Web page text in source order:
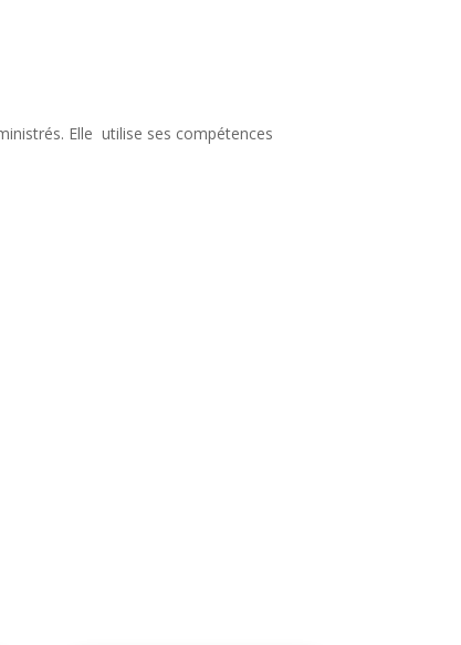
Elle utilise ses compétences